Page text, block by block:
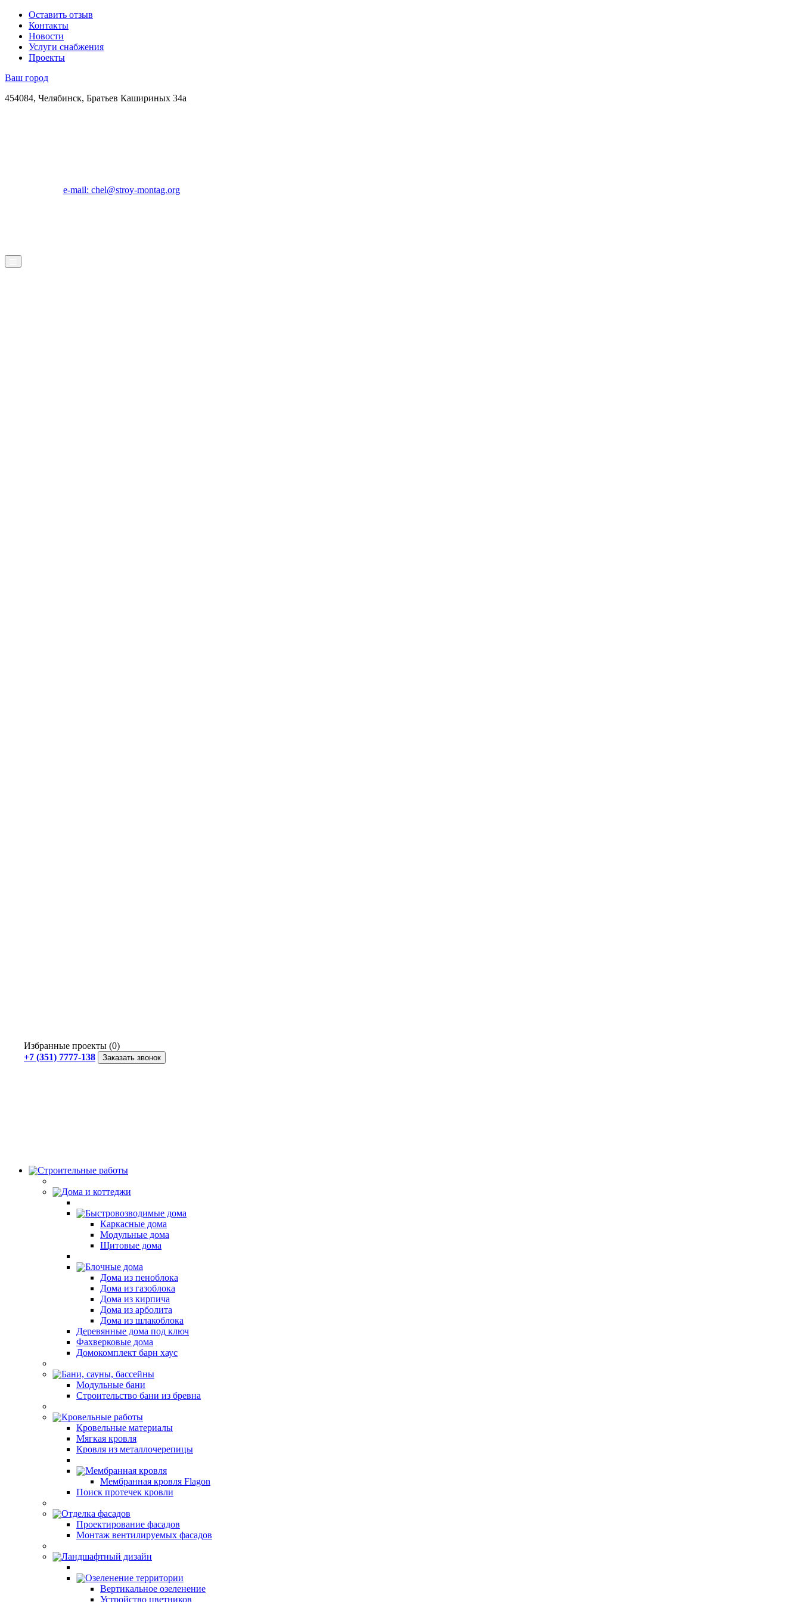
Оставить отзыв
Контакты
Новости
Услуги снабжения
Проекты
Ваш город
454084, Челябинск, Братьев Кашириных 34а
e-mail: chel@stroy-montag.org
ГК "Строй-Монтаж"
Строительство, ремонт и благоустройство под ключ в Челябинске
Избранные проекты (0)
+7 (351) 7777-138
Заказать звонок
Строительные работы
Дома и коттеджи
Быстровозводимые дома
Каркасные дома
Модульные дома
Щитовые дома
Блочные дома
Дома из пеноблока
Дома из газоблока
Дома из кирпича
Дома из арболита
Дома из шлакоблока
Деревянные дома под ключ
Фахверковые дома
Домокомплект барн хаус
Бани, сауны, бассейны
Модульные бани
Строительство бани из бревна
Кровельные работы
Кровельные материалы
Мягкая кровля
Кровля из металлочерепицы
Мембранная кровля
Мембранная кровля Flagon
Поиск протечек кровли
Отделка фасадов
Проектирование фасадов
Монтаж вентилируемых фасадов
Ландшафтный дизайн
Озеленение территории
Вертикальное озеленение
Устройство цветников